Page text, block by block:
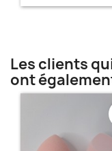
Les clients
ont